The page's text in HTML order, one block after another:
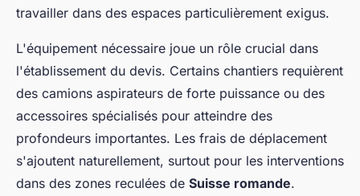
travailler dans des espaces particulièrement exigus.
L'équipement nécessaire joue un rôle crucial dans
l'établissement du devis. Certains chantiers requièrent
des camions aspirateurs de forte puissance ou des
accessoires spécialisés pour atteindre des
profondeurs importantes. Les frais de déplacement
s'ajoutent naturellement, surtout pour les interventions
dans des zones reculées de Suisse romande.